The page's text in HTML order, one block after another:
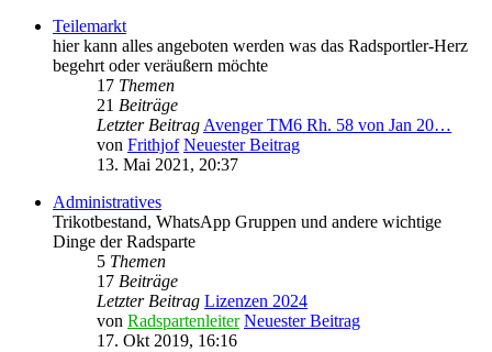
Teilemarkt
hier kann alles angeboten werden was das Radsportler-Herz
begehrt oder veräußern möchte
17 Themen
21 Beiträge
Letzter BeitragAvenger TM6 Rh. 58 von Jan 20…
von Frithjof Neuester Beitrag
13. Mai 2021, 20:37
Administratives
Trikotbestand, WhatsApp Gruppen und andere wichtige
Dinge der Radsparte
5 Themen
17 Beiträge
Letzter Beitrag Lizenzen 2024
von Radspartenleiter Neuester Beitrag
17. Okt 2019, 16:16